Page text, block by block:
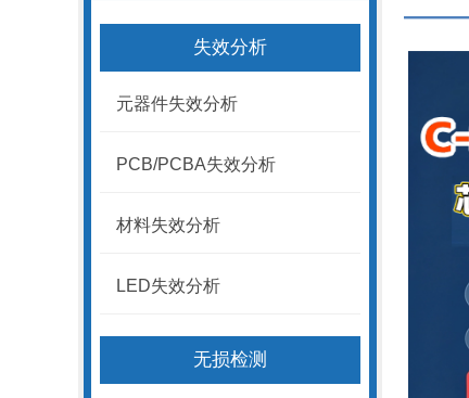
失效分析
元器件失效分析
PCB/PCBA失效分析
材料失效分析
LED失效分析
无损检测